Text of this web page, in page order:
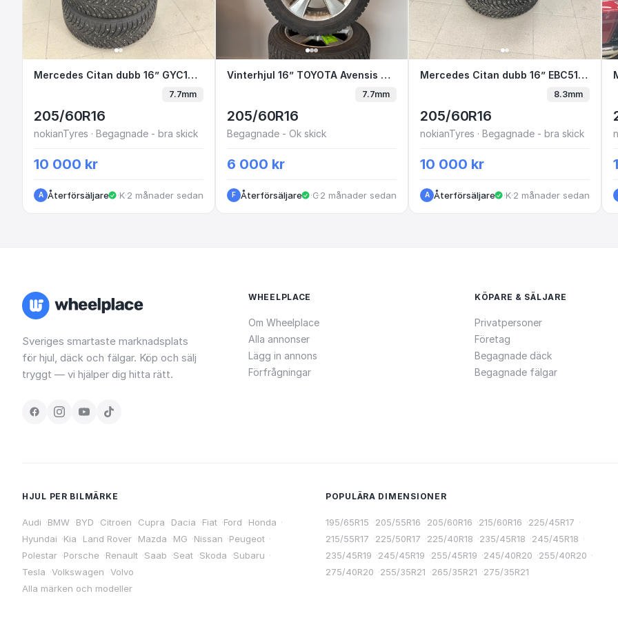
Mercedes Citan dubb 16” GYC19K i3-6
Mercedes Citan dubb 16” GYC19K i3-6
7.7mm
205/60R16
nokianTyres · Begagnade - bra skick
10 000 kr
A Återförsäljare · Kungälv
·2 månader sedan
Vinterhjul 16” TOYOTA Avensis Dubb på originalfälg
Vinterhjul 16” TOYOTA Avensis Dubb på originalfälg
7.7mm
205/60R16
Begagnade - Ok skick
6 000 kr
F Återförsäljare · Göteborg
·2 månader sedan
Mercedes Citan dubb 16”Mercedes Citan dubb 16” EBC51A mellan F & G
8.3mm
205/60R16
nokianTyres · Begagnade - bra skick
10 000 kr
A Återförsäljare · Kungälv
·2 månader sedan
Sveriges smartaste marknadsplats
för hjul, däck och fälgar. Köp och sälj
tryggt — vi hjälper dig hitta rätt.
WHEELPLACE
Om Wheelplace
Alla annonser
Lägg in annons
Förfrågningar
KÖPARE & SÄLJARE
Privatpersoner
Företag
Begagnade däck
Begagnade fälgar
HJUL PER BILMÄRKE
Audi ·BMW ·BYD ·Citroen ·Cupra ·Dacia ·Fiat ·Ford ·Honda ·
Hyundai ·Kia ·Land Rover ·Mazda ·MG ·Nissan ·Peugeot ·
Polestar ·Porsche ·Renault ·Saab ·Seat ·Skoda ·Subaru ·
Tesla ·Volkswagen ·Volvo
Alla märken och modeller
POPULÄRA DIMENSIONER
195/65R15 ·205/55R16 ·205/60R16 ·215/60R16 ·225/45R17 ·
215/55R17 ·225/50R17 ·225/40R18 ·235/45R18 ·245/45R18 ·
235/45R19 ·245/45R19 ·255/45R19 ·245/40R20 ·255/40R20 ·
275/40R20 ·255/35R21 ·265/35R21 ·275/35R21